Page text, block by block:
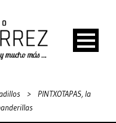
>
PINTXOTAPAS, la